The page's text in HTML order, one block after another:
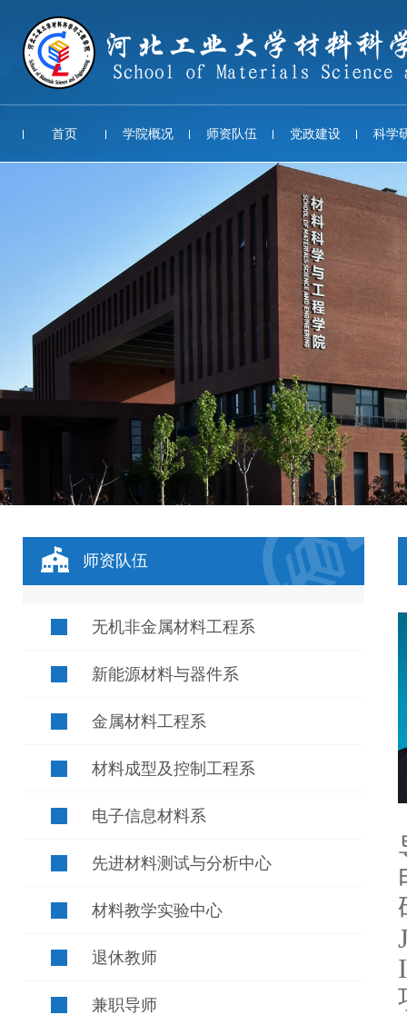
首页 学院概况 师资队伍 党政建设 科学
师资队伍
无机非金属材料工程系
新能源材料与器件系
金属材料工程系
材料成型及控制工程系
电子信息材料系
先进材料测试与分析中心
材料教学实验中心
退休教师
兼职导师